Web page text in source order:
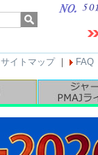
サイトマップ｜ FAQ